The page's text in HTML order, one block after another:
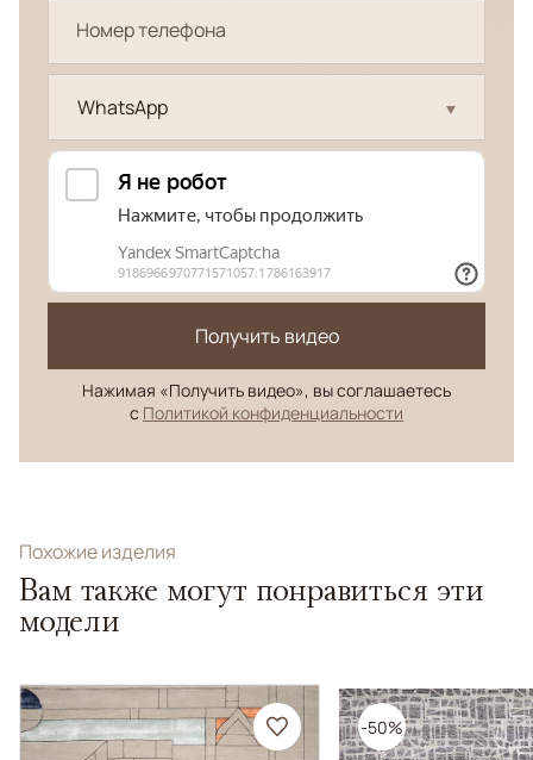
WhatsApp
Получить видео
Нажимая «Получить видео», вы соглашаетесь
с Политикой конфиденциальности
Похожие изделия
Вам также могут понравиться эти
модели
-50%